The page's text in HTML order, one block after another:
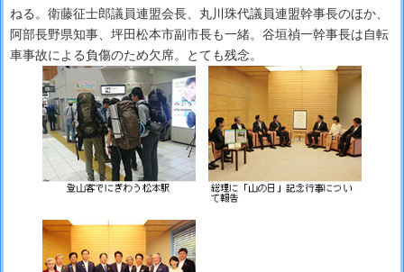
ねる。衛藤征士郎議員連盟会長、丸川珠代議員連盟幹事長のほか、
阿部長野県知事、坪田松本市副市長も一緒。谷垣禎一幹事長は自転
車事故による負傷のため欠席。とても残念。